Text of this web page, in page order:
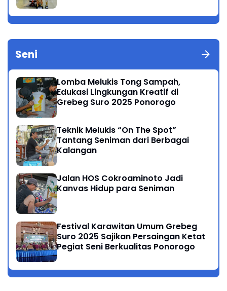
Seni
Lomba Melukis Tong Sampah,
Edukasi Lingkungan Kreatif di
Grebeg Suro 2025 Ponorogo
Teknik Melukis “On The Spot”
Tantang Seniman dari Berbagai
Kalangan
Jalan HOS Cokroaminoto Jadi
Kanvas Hidup para Seniman
Festival Karawitan Umum Grebeg
Suro 2025 Sajikan Persaingan Ketat
Pegiat Seni Berkualitas Ponorogo